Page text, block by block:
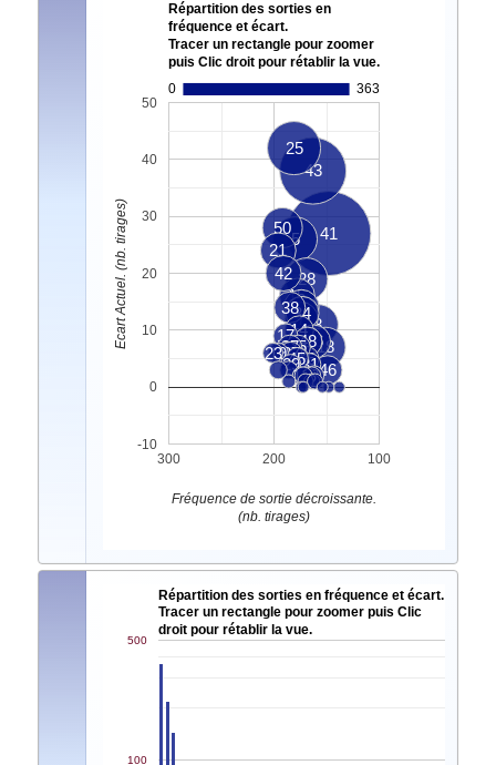
Répartition des sorties en
fréquence et écart.
Tracer un rectangle pour zoomer
puis Clic droit pour rétablir la vue.
0
363
41
43
25
5
28
8
18
50
15
21
30
42
4
7
34
36
38
1
14
46
48
3
16
17
35
37
12
26
27
31
45
9
19
23
29
6
112
300 200 100
-10
0
10
20
30
40
50
Fréquence de sortie décroissante.
(nb. tirages)
Ecart Actuel. (nb. tirages)
Répartition des sorties en fréquence et écart.
Tracer un rectangle pour zoomer puis Clic
droit pour rétablir la vue.
100
500